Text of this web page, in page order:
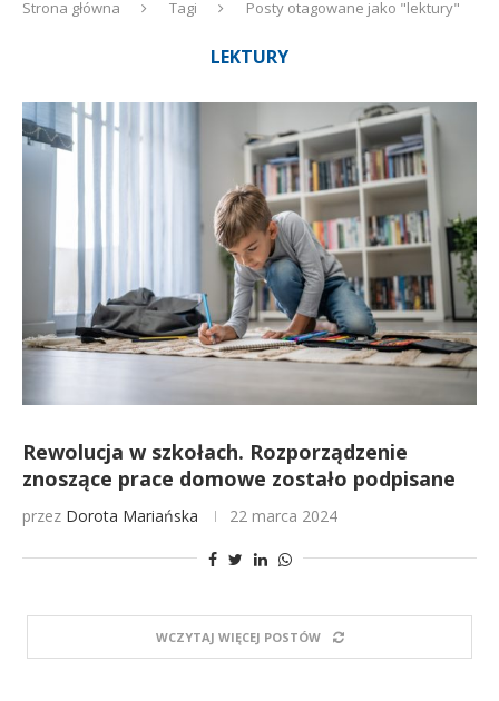
Strona główna Tagi Posty otagowane jako "lektury"
LEKTURY
Rewolucja w szkołach. Rozporządzenie
znoszące prace domowe zostało podpisane
przez Dorota Mariańska 22 marca 2024
WCZYTAJ WIĘCEJ POSTÓW